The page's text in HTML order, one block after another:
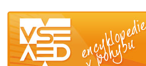
Vševěd — encyklopedie v pohybu